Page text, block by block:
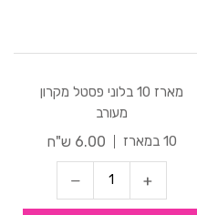
מארז 10 בלוני פסטל מקרון
מעורב
10 במארז
6.00 ש"ח